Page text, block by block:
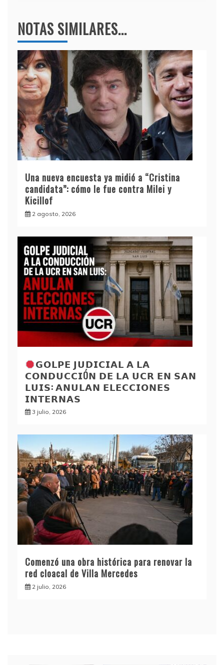
NOTAS SIMILARES...
Una nueva encuesta ya midió a “Cristina
candidata”: cómo le fue contra Milei y
Kicillof
2 agosto, 2026
𝗚𝗢𝗟𝗣𝗘 𝗝𝗨𝗗𝗜𝗖𝗜𝗔𝗟 𝗔 𝗟𝗔
𝗖𝗢𝗡𝗗𝗨𝗖𝗖𝗜Ó𝗡 𝗗𝗘 𝗟𝗔 𝗨𝗖𝗥 𝗘𝗡 𝗦𝗔𝗡
𝗟𝗨𝗜𝗦: 𝗔𝗡𝗨𝗟𝗔𝗡 𝗘𝗟𝗘𝗖𝗖𝗜𝗢𝗡𝗘𝗦
𝗜𝗡𝗧𝗘𝗥𝗡𝗔𝗦
3 julio, 2026
Comenzó una obra histórica para renovar la
red cloacal de Villa Mercedes
2 julio, 2026